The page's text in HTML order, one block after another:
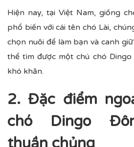
Hiện nay, tại Việt Nam, giống
phổ biến với cái tên chó Lài,
chọn nuôi để làm bạn và canh
thể tìm được một chú chó
khó khăn.
2. Đặc điểm
chó Dingo